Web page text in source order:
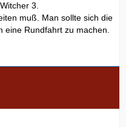
3.
muß. Man sollte sich die
Rundfahrt zu machen.